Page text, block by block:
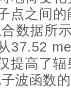
点之间
数据所
37.52
提高了
波函数